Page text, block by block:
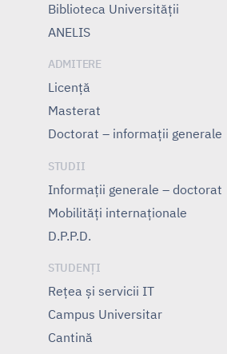
Biblioteca Universității
ANELIS
ADMITERE
Licență
Masterat
Doctorat – informații generale
STUDII
Informații generale – doctorat
Mobilități internaționale
D.P.P.D.
STUDENȚI
Rețea și servicii IT
Campus Universitar
Cantină